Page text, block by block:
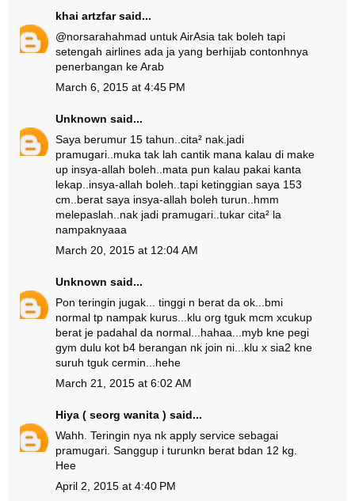
khai artzfarsaid...
@norsarahahmad untuk AirAsia tak boleh tapi
setengah airlines ada ja yang berhijab contonhnya
penerbangan ke Arab
March 6, 2015 at 4:45 PM
Unknown said...
Saya berumur 15 tahun..cita² nak.jadi
pramugari..muka tak lah cantik mana kalau di make
up insya-allah boleh..mata pun kalau pakai kanta
lekap..insya-allah boleh..tapi ketinggian saya 153
cm..berat saya insya-allah boleh turun..hmm
melepaslah..nak jadi pramugari..tukar cita² la
nampaknyaaa
March 20, 2015 at 12:04 AM
Unknown said...
Pon teringin jugak... tinggi n berat da ok...bmi
normal tp nampak kurus...klu org tguk mcm xcukup
berat je padahal da normal...hahaa...myb kne pegi
gym dulu kot b4 berangan nk join ni...klu x sia2 kne
suruh tguk cermin...hehe
March 21, 2015 at 6:02 AM
Hiya ( seorg wanita ) said...
Wahh. Teringin nya nk apply service sebagai
pramugari. Sanggup i turunkn berat bdan 12 kg.
Hee
April 2, 2015 at 4:40 PM